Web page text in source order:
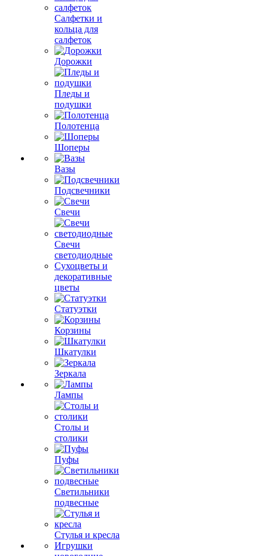
Салфетки и
кольца для
салфеток
Дорожки
Пледы и
подушки
Полотенца
Шоперы
Вазы
Подсвечники
Свечи
Свечи
светодиодные
Сухоцветы и
декоративные
цветы
Статуэтки
Корзины
Шкатулки
Зеркала
Лампы
Столы и
столики
Пуфы
Светильники
подвесные
Стулья и кресла
Игрушки